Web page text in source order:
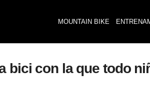
MOUNTAIN BIKE
bici con la que todo